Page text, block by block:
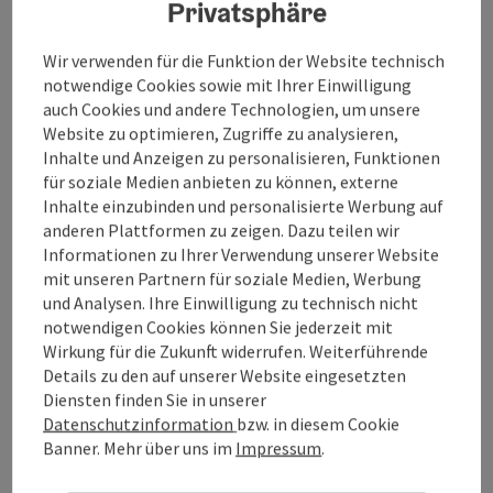
hinaus können Sie – je nach Gerät – Ihren Kontostand
Die Bedienung ist einfach, zuverlässig und jederzeit
verfügbar.Ein Bankomat ermöglicht Ihnen rund um die Uhr
den schnellen und sicheren Zugang zu Bargeld. Darüber
hinaus können Sie – je nach Gerät – Ihren Kontostand
abfragen . Die Bedienung ist einfach, zuverlässig und
jederzeit verfügbar.
Öffnungszeiten
MOMontag geöffnet
DIDienstag geöffnet
MIMittwoch geöffnet
DODonnerstag geöffnet
FRFreitag geöffnet
SASamstag geöffnet
SOSonntag geöffnet
FEFeiertag geöffnet
BANKOMAT der Salzburger
Privatsphäre
Wir verwenden für die Funktion der Website technisch
notwendige Cookies sowie mit Ihrer Einwilligung
auch Cookies und andere Technologien, um unsere
Website zu optimieren, Zugriffe zu analysieren,
Inhalte und Anzeigen zu personalisieren, Funktionen
für soziale Medien anbieten zu können, externe
Inhalte einzubinden und personalisierte Werbung auf
anderen Plattformen zu zeigen. Dazu teilen wir
Informationen zu Ihrer Verwendung unserer Website
mit unseren Partnern für soziale Medien, Werbung
und Analysen. Ihre Einwilligung zu technisch nicht
notwendigen Cookies können Sie jederzeit mit
Wirkung für die Zukunft widerrufen. Weiterführende
Details zu den auf unserer Website eingesetzten
Diensten finden Sie in unserer
Datenschutzinformation bzw. in diesem Cookie
Banner. Mehr über uns im Impressum.